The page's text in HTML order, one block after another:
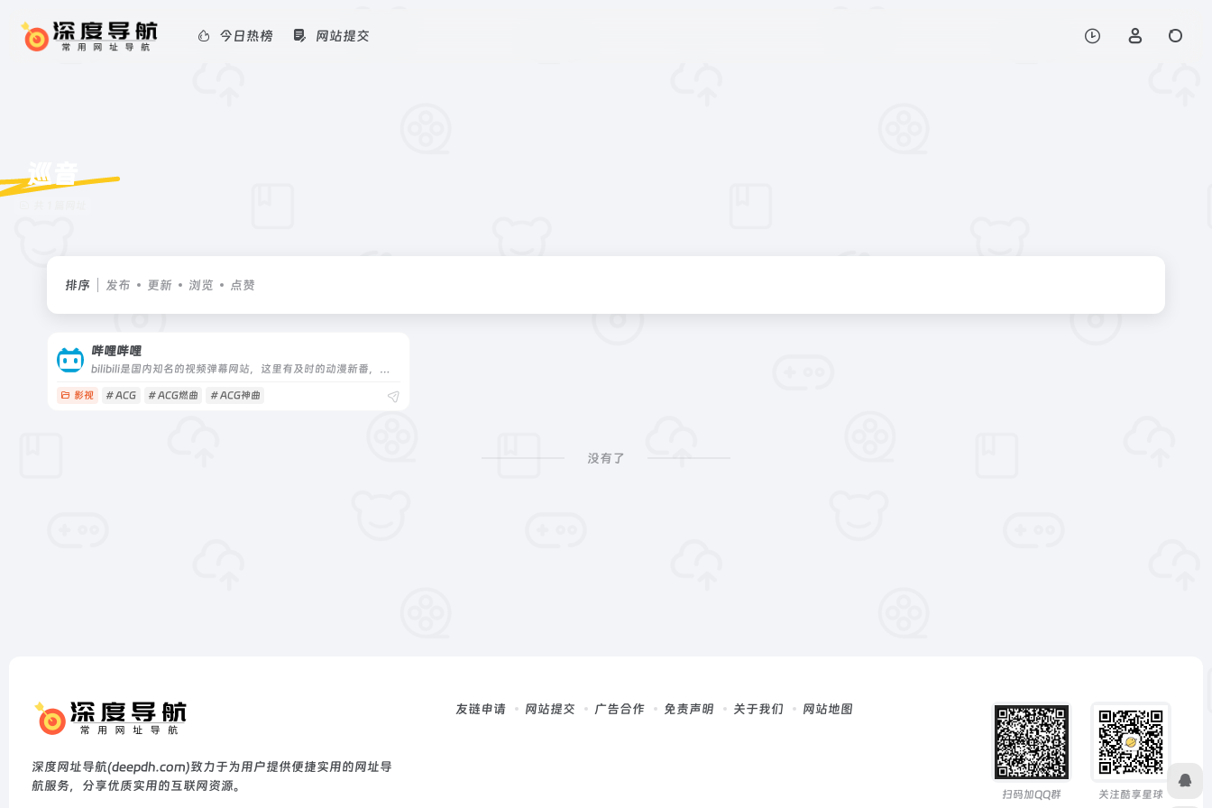
今日热榜 网站提交
巡音
排序 发布 更新 浏览 点赞
哔哩哔哩
bilibili是国内知名的视频弹幕网站，这里有及时的动漫新番，活跃的ACG氛围，有创意的Up主。大家可以在这里找到许多欢乐。
影视 # ACG # ACG燃曲 # ACG神曲
没有了
深度网址导航(deepdh.com)致力于为用户提供便捷实用的网址导
航服务，分享优质实用的互联网资源。
友链申请 网站提交 广告合作 免责声明 关于我们 网站地图
扫码加QQ群 关注酷享星球